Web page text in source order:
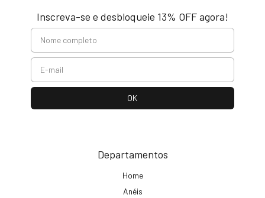
Inscreva-se e desbloqueie 13% OFF agora!
Departamentos
Home
Anéis